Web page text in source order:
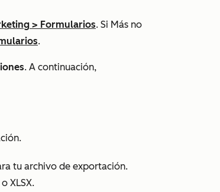
> Formularios. Si Más no
.
. A continuación,
tu archivo de exportación.
XLSX.